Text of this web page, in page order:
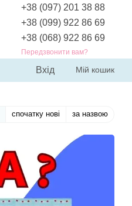
+38 (097) 201 38 88
+38 (099) 922 86 69
+38 (068) 922 86 69
Передзвонити вам?
Вхід Мій кошик
спочатку нові за назвою